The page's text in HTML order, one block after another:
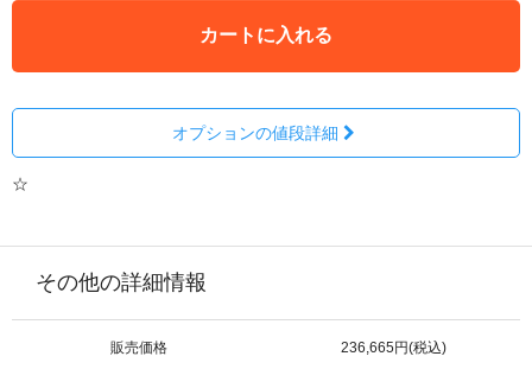
カートに入れる
オプションの値段詳細
☆
その他の詳細情報
販売価格 236,665円(税込)